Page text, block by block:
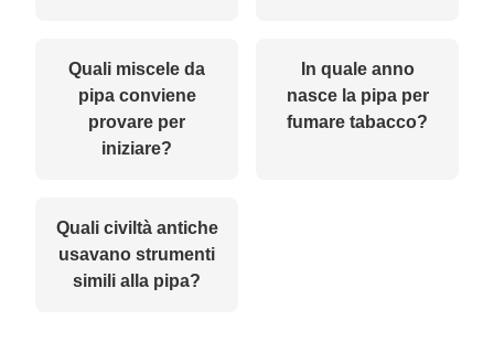
Quali miscele da
pipa conviene
provare per
iniziare?
In quale anno
nasce la pipa per
fumare tabacco?
Quali civiltà antiche
usavano strumenti
simili alla pipa?